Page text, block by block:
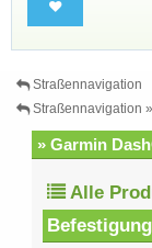
Straßennavigation
Straßennavigation
» Garmin
Alle